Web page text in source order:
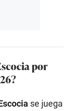
por
se juega